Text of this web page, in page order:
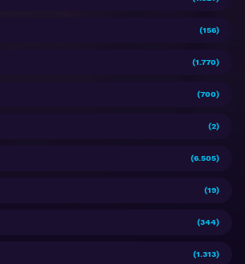
(156)
(1.770)
(700)
(2)
(6.505)
(19)
(344)
(1.313)